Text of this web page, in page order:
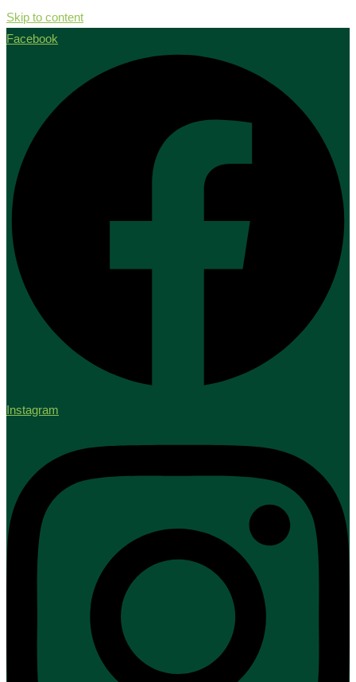
Skip to content
Facebook
Instagram